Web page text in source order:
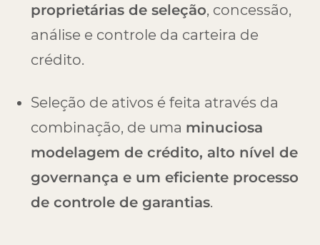
proprietárias de seleção, concessão,
análise e controle da carteira de
crédito.
Seleção de ativos é feita através da
combinação, de uma minuciosa
modelagem de crédito, alto nível de
governança e um eficiente processo
de controle de garantias.